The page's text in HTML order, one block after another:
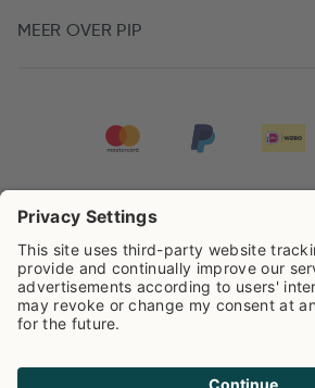
MEER OVER PIP
op basis van7980